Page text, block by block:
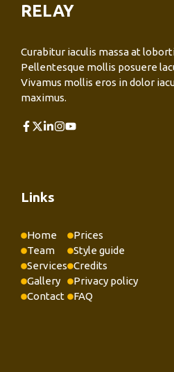
RELAY
Curabitur iaculis massa at
Pellentesque mollis posuere
Vivamus mollis eros in dolor
maximus.
Links
Home
Team
Services
Gallery
Contact
Prices
Style guide
Credits
Privacy policy
FAQ